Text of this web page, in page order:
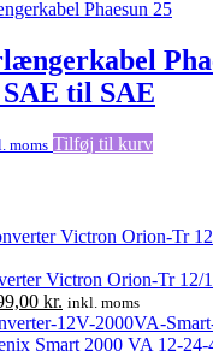
til SAE
moms Tilføj til kurv
Victron Orion-Tr 12/
kr. Den
aktuelle
pris
inkl. moms
Smart 2000 VA 12-